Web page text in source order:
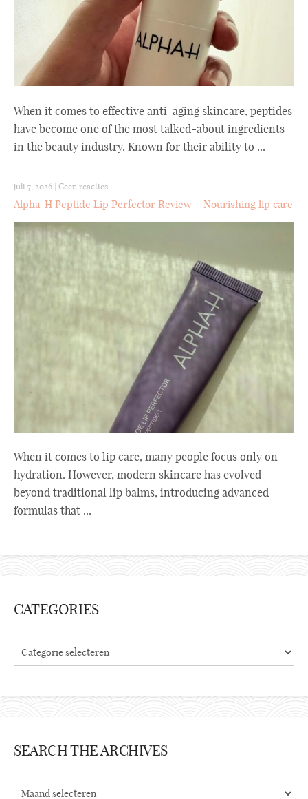
When it comes to effective anti-aging skincare, peptides
have become one of the most talked-about ingredients
in the beauty industry. Known for their ability to ...
juli 7, 2026 | Geen reacties
Alpha-H Peptide Lip Perfector Review – Nourishing lip care
When it comes to lip care, many people focus only on
hydration. However, modern skincare has evolved
beyond traditional lip balms, introducing advanced
formulas that ...
CATEGORIES
SEARCH THE ARCHIVES